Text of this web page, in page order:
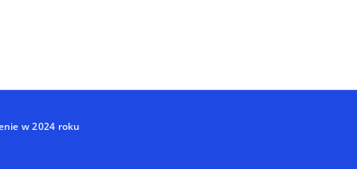
w 2024 roku